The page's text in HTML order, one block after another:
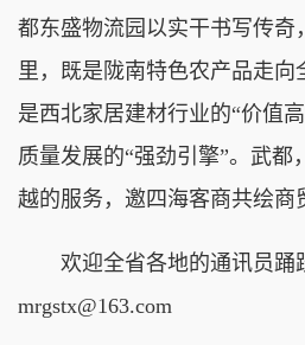
都东盛物流园以实干书写传奇
里，既是陇南特色农产品走向
是西北家居建材行业的“价值
质量发展的“强劲引擎”。武都
越的服务，邀四海客商共绘商
欢迎全省各地的通讯员踊
mrgstx@163.com